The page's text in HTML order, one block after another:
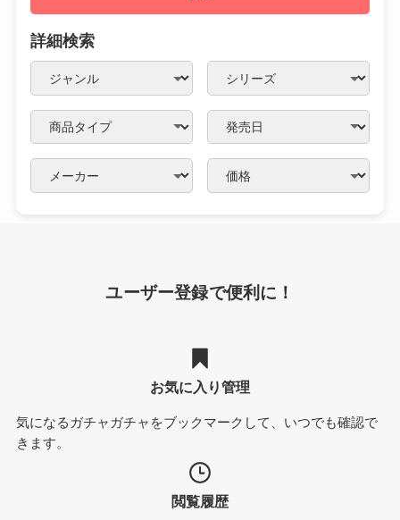
詳細検索
ユーザー登録で便利に！
お気に入り管理
気になるガチャガチャをブックマークして、いつでも確認で
きます。
閲覧履歴